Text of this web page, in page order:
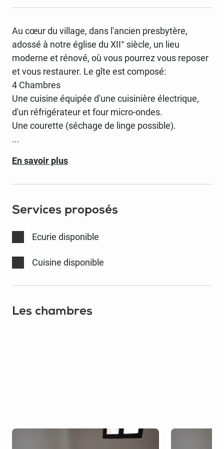
Au cœur du village, dans l'ancien presbytère,
adossé à notre église du XII° siècle, un lieu
moderne et rénové, où vous pourrez vous reposer
et vous restaurer. Le gîte est composé:
4 Chambres
Une cuisine équipée d'une cuisinière électrique,
d'un réfrigérateur et four micro-ondes.
...
En savoir plus
Services proposés
Ecurie disponible
Cuisine disponible
Les chambres